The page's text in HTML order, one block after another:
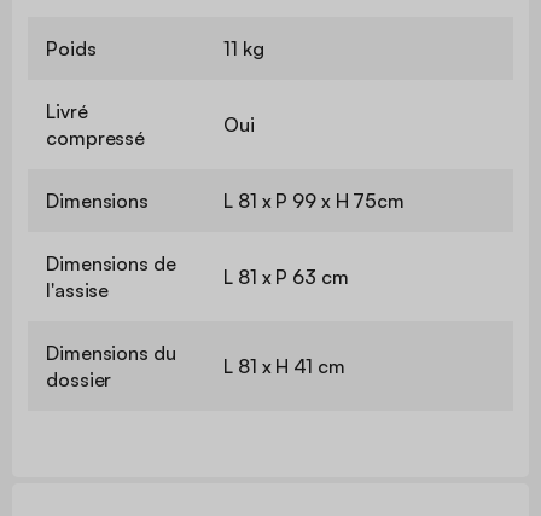
Poids 11 kg
Livré
compressé
Oui
Dimensions L 81 x P 99 x H 75cm
Dimensions de
l'assise
L 81 x P 63 cm
Dimensions du
dossier
L 81 x H 41 cm